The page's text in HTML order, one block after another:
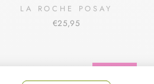
LA ROCHE POSAY
€25,95
Reduziert